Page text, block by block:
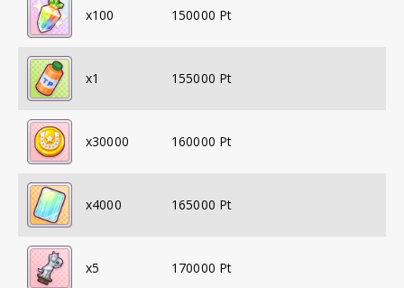
x100 150000 Pt
x1 155000 Pt
x30000 160000 Pt
x4000 165000 Pt
x5 170000 Pt